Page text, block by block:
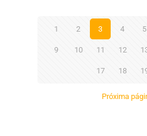
1 2 3 4 5
9 10 11 12
17 18
Próxima